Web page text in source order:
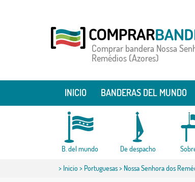
Comprar bandera Nossa
Remédios (Azores)
INICIO BANDERAS DEL MUNDO
B. del mundo De despacho
> Inicio> Portuguesas> Nossa Senhora dos